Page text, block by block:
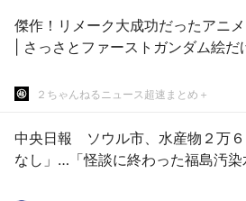
傑作！リメーク大成功だったアニ
| さっさとファーストガンダム絵
２ちゃんねるニュース超速まとめ＋
中央日報 ソウル市、水産物２万
なし」…「怪談に終わった福島汚